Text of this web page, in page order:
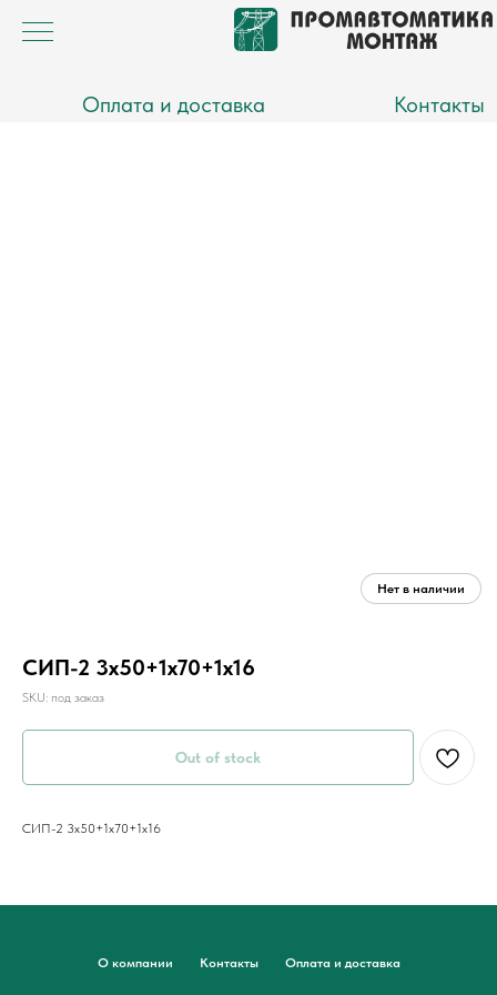
Контакты
Оплата и доставка
СИП-2 3х50+1х70+1х16
SKU: под заказ
Out of stock
СИП-2 3х50+1х70+1х16
О компании Контакты Оплата и доставка